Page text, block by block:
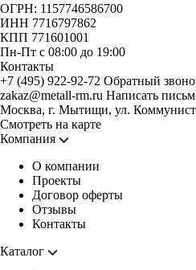
ОГРН: 1157746586700
ИНН 7716797862
КПП 771601001
Пн-Пт с 08:00 до 19:00
Контакты
+7 (495) 922-92-72 Обратный
zakaz@metall-rm.ru Написать
Москва, г. Мытищи, ул.
Смотреть на карте
Компания
О компании
Проекты
Договор оферты
Отзывы
Контакты
Каталог